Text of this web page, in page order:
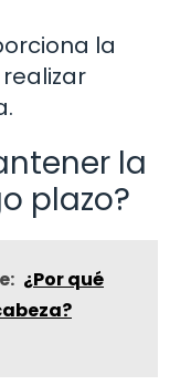
la
la
plazo?
¿Por qué